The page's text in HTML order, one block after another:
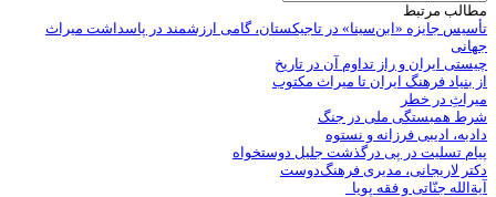
مطالب مرتبط
تأسیس جایزه «ابن‌سینا» در تاجیکستان، گامی ارزشمند در پاسداشت میراث
جهانی
چیستی ایران و راز تداوم آن در تاریخ
از بنیاد فرهنگ ایران تا میراث مکتوب
میراثِ در خطر
شرط همبستگی ملی در جنگ
دادبه، ادیبی فرزانه و نستوه
پیام تسلیت در پی درگذشت جلیل دوستخواه
دکتر لاریجانی، مدیری فرهنگ‌دوست
آیة‌الله جنّاتی و فقه پویا